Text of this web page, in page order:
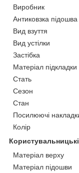
Виробник
Антиковзка підошва
Вид взуття
Вид устілки
Застібка
Матеріал підкладки
Стать
Сезон
Стан
Посилюючі
Колір
Матеріал верху
Матеріал підошви